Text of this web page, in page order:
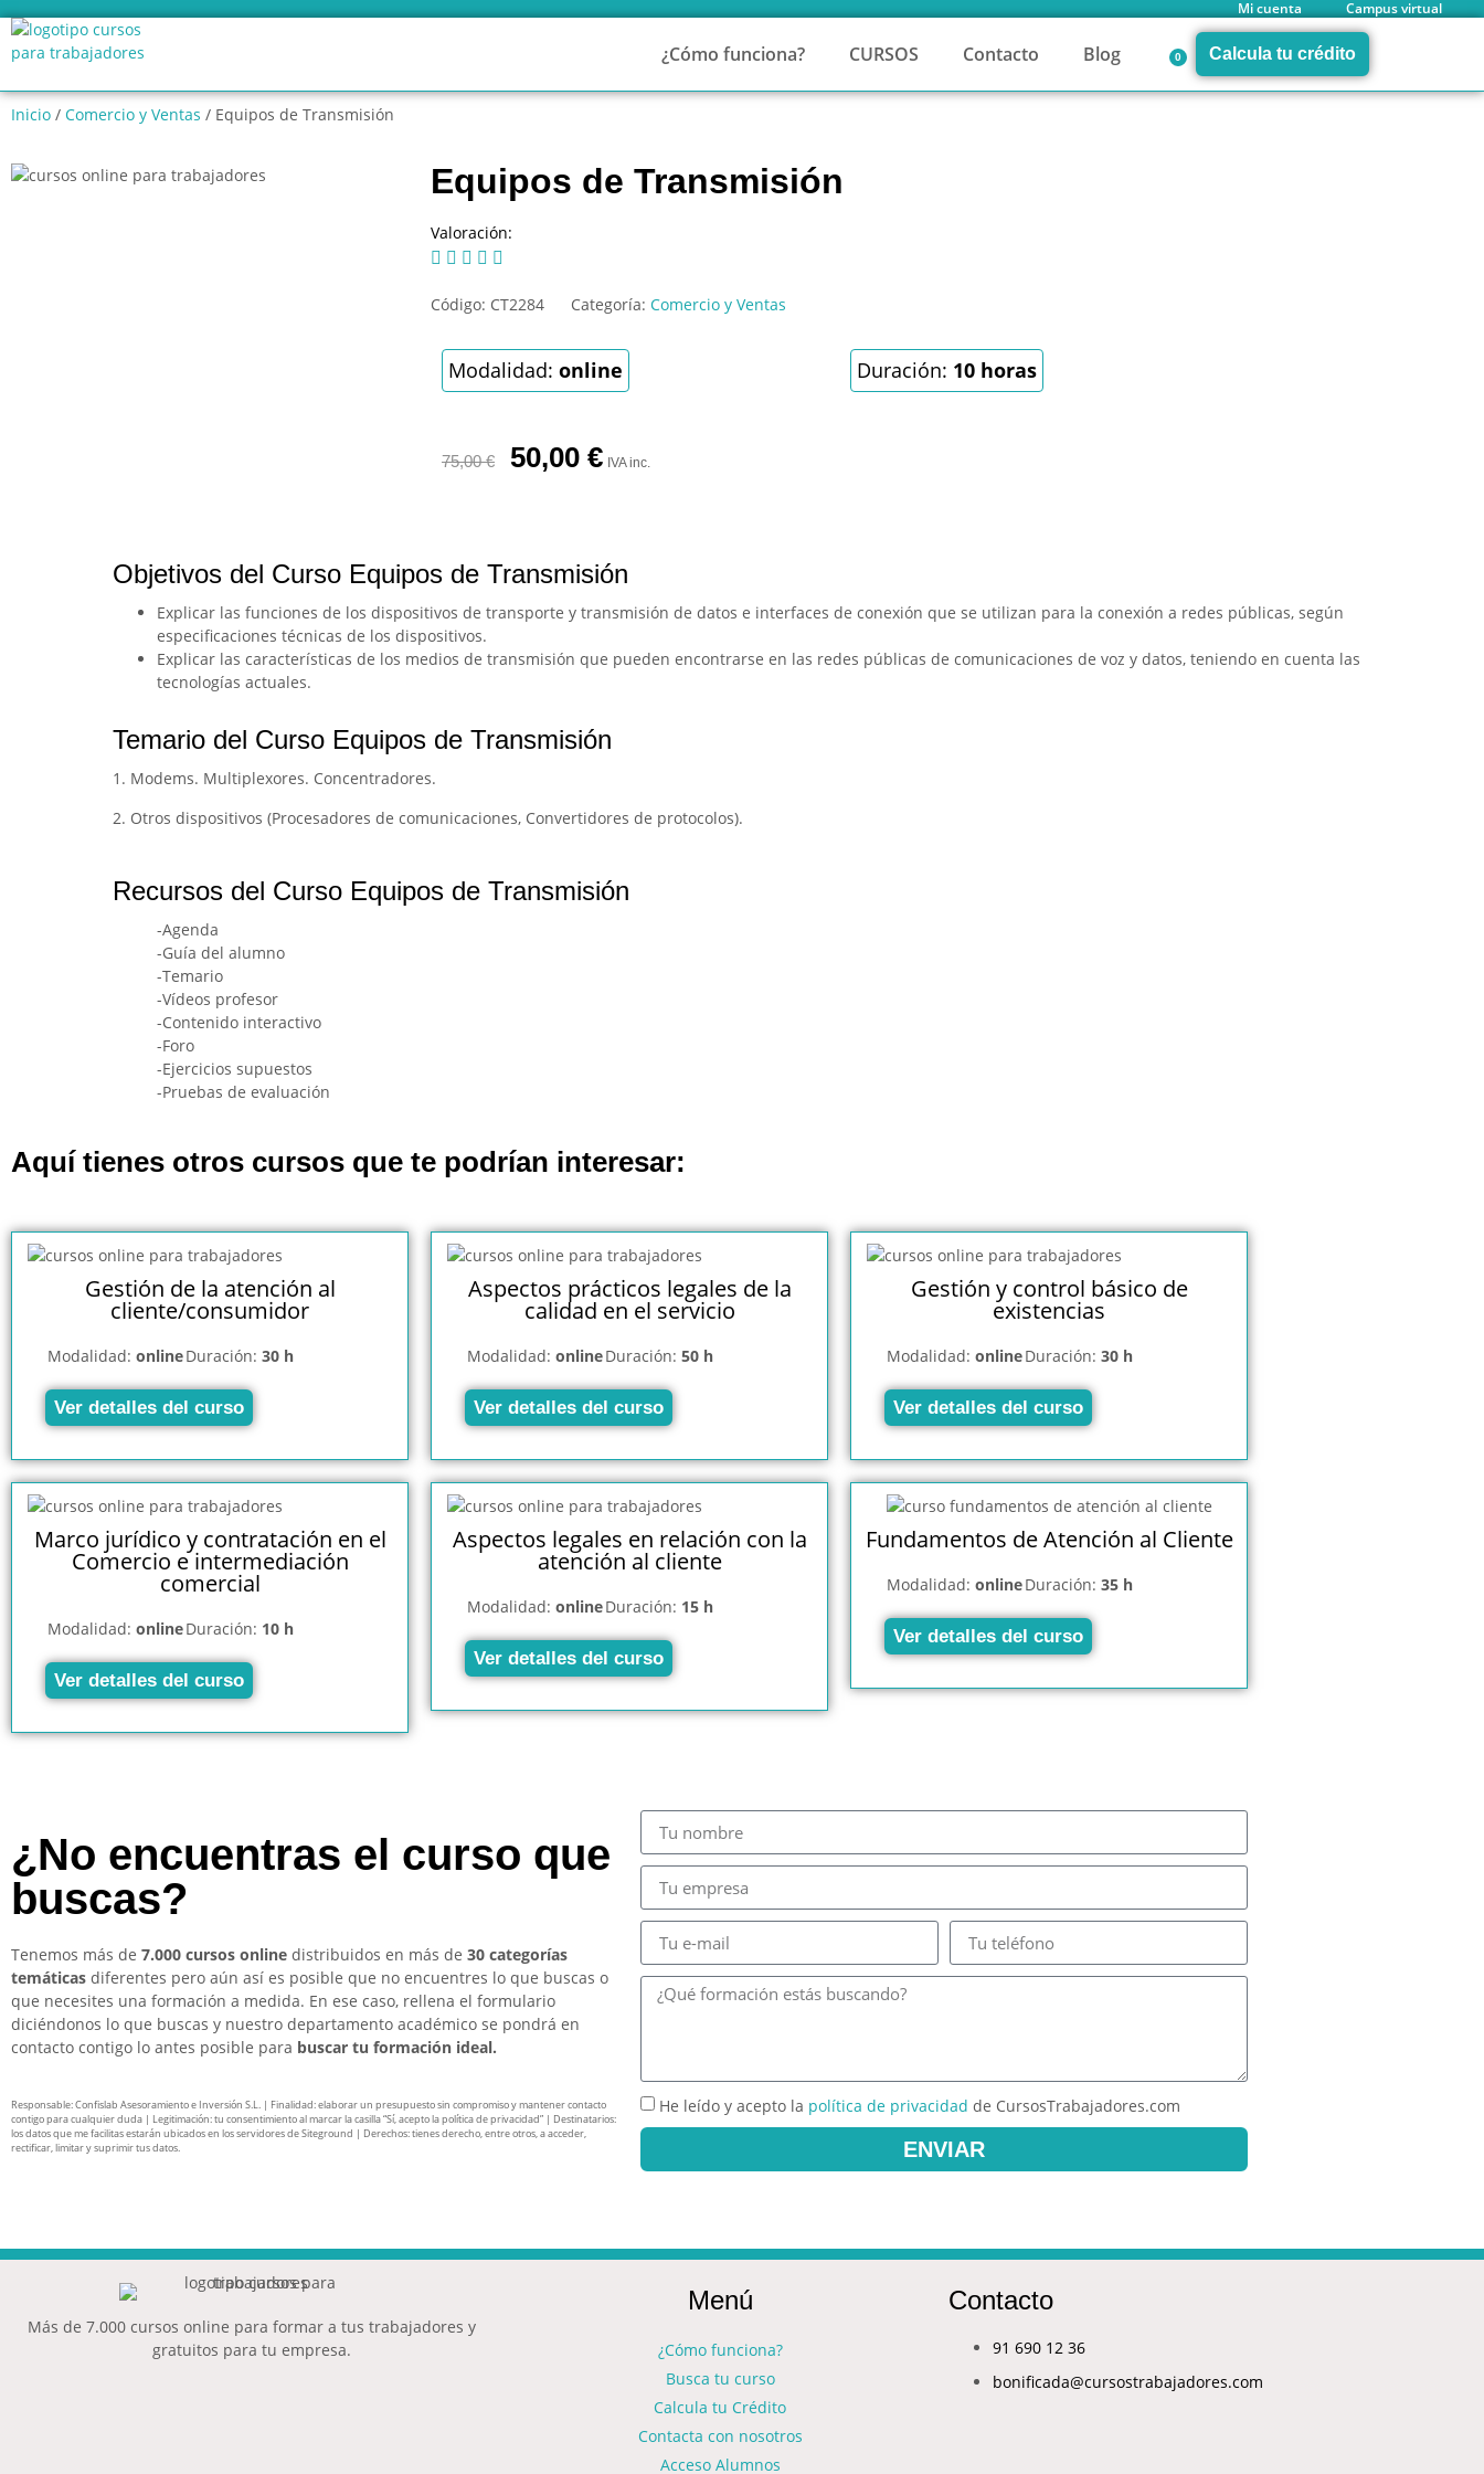
Mi cuenta Campus virtual
¿Cómo funciona? CURSOS Contacto Blog 0 Calcula tu crédito
Inicio / Comercio y Ventas / Equipos de Transmisión
Equipos de Transmisión
Valoración:
    
Código: CT2284 Categoría: Comercio y Ventas
Modalidad: online Duración: 10 horas
75,00€ 50,00 € IVA inc.
Objetivos del Curso Equipos de Transmisión
Explicar las funciones de los dispositivos de transporte y transmisión de datos e interfaces de conexión que se utilizan para la conexión a redes públicas, según
especificaciones técnicas de los dispositivos.
Explicar las características de los medios de transmisión que pueden encontrarse en las redes públicas de comunicaciones de voz y datos, teniendo en cuenta las
tecnologías actuales.
Temario del Curso Equipos de Transmisión
1. Modems. Multiplexores. Concentradores.
2. Otros dispositivos (Procesadores de comunicaciones, Convertidores de protocolos).
Recursos del Curso Equipos de Transmisión
-Agenda
-Guía del alumno
-Temario
-Vídeos profesor
-Contenido interactivo
-Foro
-Ejercicios supuestos
-Pruebas de evaluación
Aquí tienes otros cursos que te podrían interesar:
Gestión de la atención al
cliente/consumidor
Modalidad: onlineDuración: 30 h
Ver detalles del curso
Aspectos prácticos legales de la
calidad en el servicio
Modalidad: onlineDuración: 50 h
Ver detalles del curso
Gestión y control básico de
existencias
Modalidad: onlineDuración: 30 h
Ver detalles del curso
Marco jurídico y contratación en el
Comercio e intermediación
comercial
Modalidad: onlineDuración: 10 h
Ver detalles del curso
Aspectos legales en relación con la
atención al cliente
Modalidad: onlineDuración: 15 h
Ver detalles del curso
Fundamentos de Atención al Cliente
Modalidad: onlineDuración: 35 h
Ver detalles del curso
¿No encuentras el curso que
buscas?
Tenemos más de 7.000 cursos online distribuidos en más de 30 categorías
temáticas diferentes pero aún así es posible que no encuentres lo que buscas o
que necesites una formación a medida. En ese caso, rellena el formulario
diciéndonos lo que buscas y nuestro departamento académico se pondrá en
contacto contigo lo antes posible para buscar tu formación ideal.
Responsable: Confislab Asesoramiento e Inversión S.L. | Finalidad: elaborar un presupuesto sin compromiso y mantener contacto
contigo para cualquier duda | Legitimación: tu consentimiento al marcar la casilla “Sí, acepto la política de privacidad” | Destinatarios:
los datos que me facilitas estarán ubicados en los servidores de Siteground | Derechos: tienes derecho, entre otros, a acceder,
rectificar, limitar y suprimir tus datos.
He leído y acepto la política de privacidad de CursosTrabajadores.com
ENVIAR
Más de 7.000 cursos online para formar a tus trabajadores y
gratuitos para tu empresa.
Menú
¿Cómo funciona?
Busca tu curso
Calcula tu Crédito
Contacta con nosotros
Acceso Alumnos
Contacto
91 690 12 36
bonificada@cursostrabajadores.com